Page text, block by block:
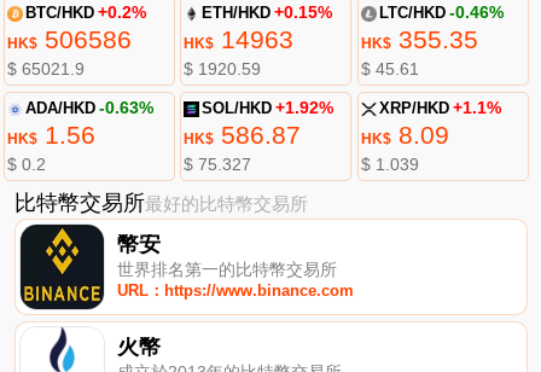
BTC/HKD +0.2%
HK$506586
$ 65021.9
ETH/HKD +0.15%
HK$ 14963
$ 1920.59
LTC/HKD -0.46%
HK$355.35
$ 45.61
ADA/HKD -0.63%
HK$1.56
$ 0.2
SOL/HKD +1.92%
HK$ 586.87
$ 75.327
XRP/HKD +1.1%
HK$8.09
$ 1.039
比特幣交易所最好的比特幣交易所
幣安
世界排名第一的比特幣交易所
URL：https://www.binance.com
火幣